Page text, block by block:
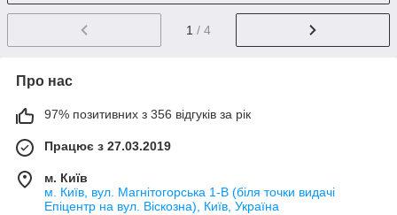
1 / 4
Про нас
97% позитивних з 356 відгуків за рік
Працює з 27.03.2019
м. Київ
м. Київ, вул. Магнітогорська 1-В (біля точки видачі
Епіцентр на вул. Віскозна), Київ, Україна